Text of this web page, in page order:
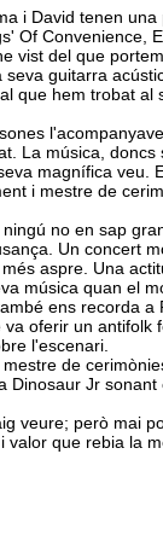
i David tenen
Of Convenience,
vist del que
guitarra
que hem trobat
La música,
magnífica veu.
i mestre de
no en sap
Un concert
aspre. Una
música quan el
ens recorda a
oferir un
l'escenari.
de
Dinosaur Jr
veure; però mai
que rebia la